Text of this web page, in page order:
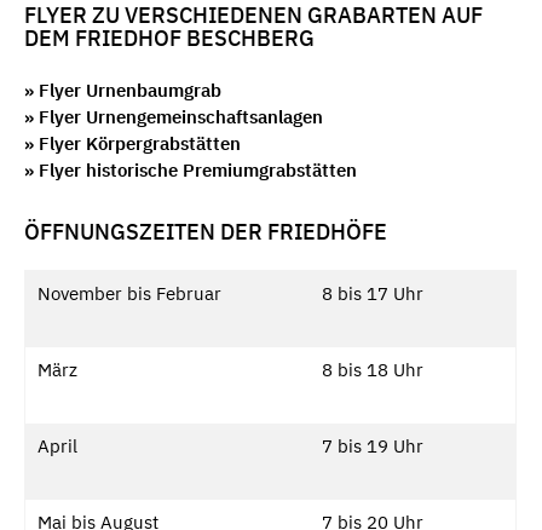
FLYER ZU VERSCHIEDENEN GRABARTEN AUF
DEM FRIEDHOF BESCHBERG
» Flyer Urnenbaumgrab
» Flyer Urnengemeinschaftsanlagen
» Flyer Körpergrabstätten
» Flyer historische Premiumgrabstätten
ÖFFNUNGSZEITEN DER FRIEDHÖFE
November bis Februar 8 bis 17 Uhr
März 8 bis 18 Uhr
April 7 bis 19 Uhr
Mai bis August 7 bis 20 Uhr